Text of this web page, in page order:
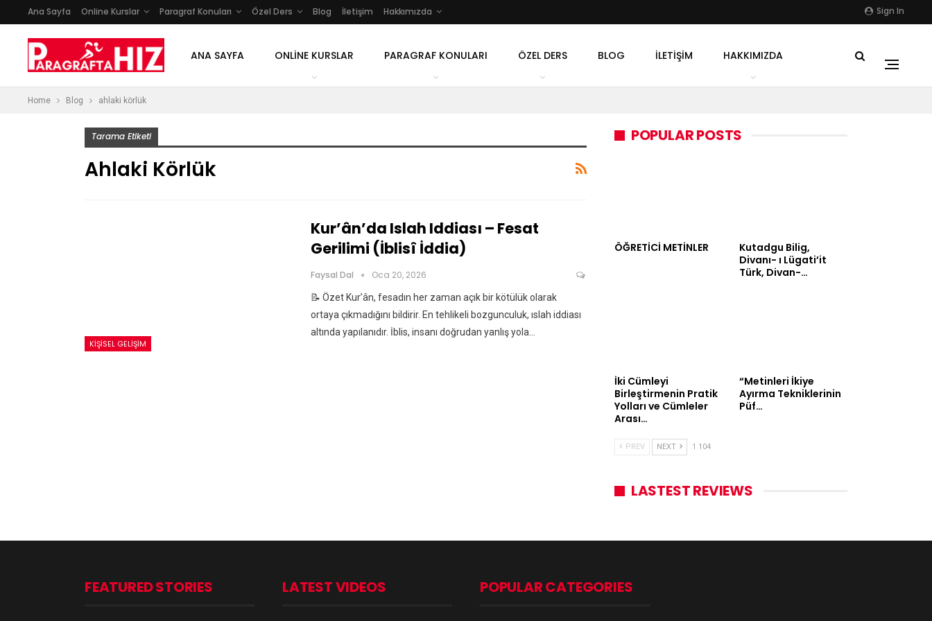
Sign In
Ana Sayfa Online Kurslar Paragraf Konuları Özel Ders Blog İletişim Hakkımızda
ANA SAYFA ONLINE KURSLAR PARAGRAF KONULARI ÖZEL DERS BLOG İLETIŞIM HAKKIMIZDA
Home Blog ahlaki körlük
Tarama Etiketi
Ahlaki Körlük
KIŞISEL GELIŞIM
Kur’ân’da Islah Iddiası – Fesat
Gerilimi (İblisî İddia)
Faysal Dal Oca 20, 2026
📝 Özet Kur’ân, fesadın her zaman açık bir kötülük olarak
ortaya çıkmadığını bildirir. En tehlikeli bozgunculuk, ıslah iddiası
altında yapılanıdır. İblis, insanı doğrudan yanlış yola…
POPULAR POSTS
ÖĞRETİCİ METİNLER
Kutadgu Bilig,
Divanı- ı Lügati’it
Türk, Divan-…
İki Cümleyi
Birleştirmenin Pratik
Yolları ve Cümleler
Arası…
“Metinleri İkiye
Ayırma Tekniklerinin
Püf…
PREV NEXT 1 104
LASTEST REVIEWS
FEATURED STORIES LATEST VIDEOS POPULAR CATEGORIES